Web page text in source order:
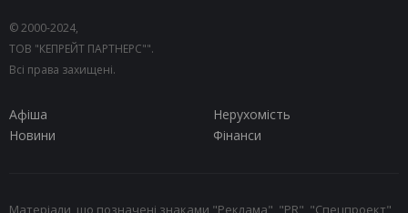
© 2000-2024,
ТОВ "КЕПРЕЙТ ПАРТНЕРС"".
Всі права захищені.
Афіша
Нерухомість
Новини
Фінанси
Матеріали, що позначені знаками "Реклама", "PR", "Спецпроект",